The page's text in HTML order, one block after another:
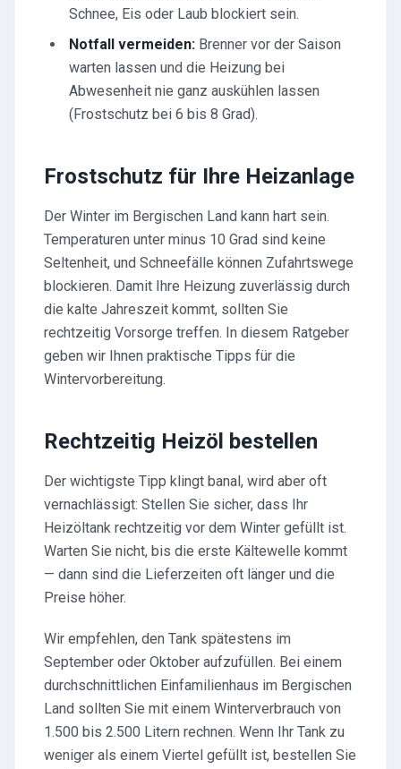
Schnee, Eis oder Laub blockiert sein.
Notfall vermeiden: Brenner vor der Saison
warten lassen und die Heizung bei
Abwesenheit nie ganz auskühlen lassen
(Frostschutz bei 6 bis 8 Grad).
Frostschutz für Ihre Heizanlage
Der Winter im Bergischen Land kann hart sein.
Temperaturen unter minus 10 Grad sind keine
Seltenheit, und Schneefälle können Zufahrtswege
blockieren. Damit Ihre Heizung zuverlässig durch
die kalte Jahreszeit kommt, sollten Sie
rechtzeitig Vorsorge treffen. In diesem Ratgeber
geben wir Ihnen praktische Tipps für die
Wintervorbereitung.
Rechtzeitig Heizöl bestellen
Der wichtigste Tipp klingt banal, wird aber oft
vernachlässigt: Stellen Sie sicher, dass Ihr
Heizöltank rechtzeitig vor dem Winter gefüllt ist.
Warten Sie nicht, bis die erste Kältewelle kommt
— dann sind die Lieferzeiten oft länger und die
Preise höher.
Wir empfehlen, den Tank spätestens im
September oder Oktober aufzufüllen. Bei einem
durchschnittlichen Einfamilienhaus im Bergischen
Land sollten Sie mit einem Winterverbrauch von
1.500 bis 2.500 Litern rechnen. Wenn Ihr Tank zu
weniger als einem Viertel gefüllt ist, bestellen Sie